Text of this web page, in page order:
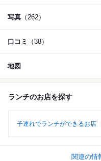
写真 （262）
口コミ （38）
地図
ランチのお店を探す
子連れでランチができるお店
関連の情